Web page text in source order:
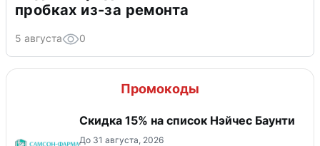
пробках из-за ремонта
5 августа 0
Промокоды
Скидка 15% на список Нэйчес Баунти
До 31 августа, 2026